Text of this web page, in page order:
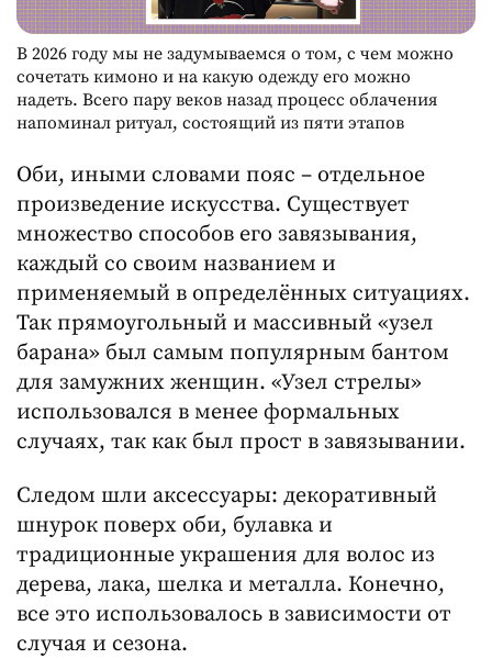
В 2026 году мы не задумываемся о том, с чем можно
сочетать кимоно и на какую одежду его можно
надеть. Всего пару веков назад процесс облачения
напоминал ритуал, состоящий из пяти этапов
Оби, иными словами пояс – отдельное
произведение искусства. Существует
множество способов его завязывания,
каждый со своим названием и
применяемый в определённых ситуациях.
Так прямоугольный и массивный «узел
барана» был самым популярным бантом
для замужних женщин. «Узел стрелы»
использовался в менее формальных
случаях, так как был прост в завязывании.
Следом шли аксессуары: декоративный
шнурок поверх оби, булавка и
традиционные украшения для волос из
дерева, лака, шелка и металла. Конечно,
все это использовалось в зависимости от
случая и сезона.